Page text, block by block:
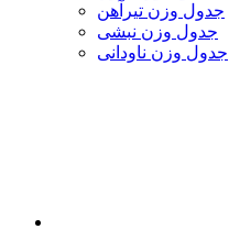
جدول وزن تیرآهن
جدول وزن نبشی
جدول وزن ناودانی